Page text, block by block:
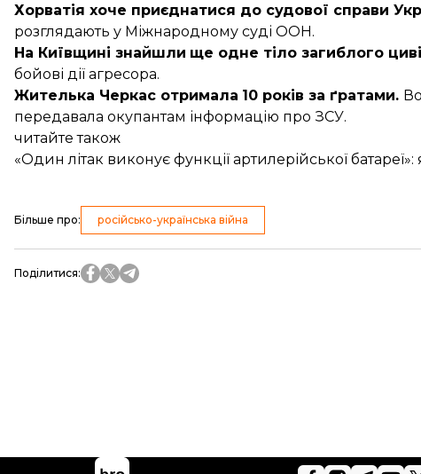
Хорватія хоче приєднатися до судової справи
розглядають у Міжнародному суді ООН.
На Київщині знайшли ще одне тіло загиблого
бойові дії агресора.
Жителька Черкас отримала 10 років за ґратами.
передавала окупантам інформацію про ЗСУ.
читайте також
«Один літак виконує функції артилерійської
Більше про: російсько-українська війна
Поділитися: